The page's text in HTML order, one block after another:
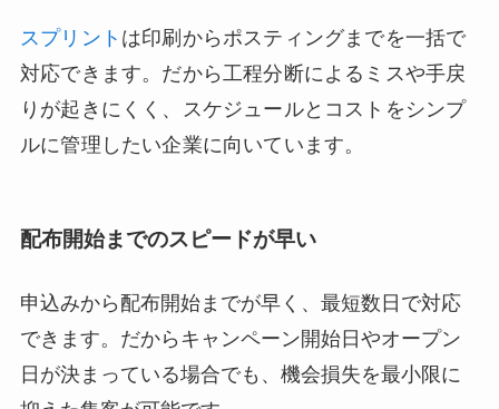
スプリント は印刷からポスティングまでを一括で
対応できます。だから工程分断によるミスや手戻
りが起きにくく、スケジュールとコストをシンプ
ルに管理したい企業に向いています。
配布開始までのスピードが早い
申込みから配布開始までが早く、最短数日で対応
できます。だからキャンペーン開始日やオープン
日が決まっている場合でも、機会損失を最小限に